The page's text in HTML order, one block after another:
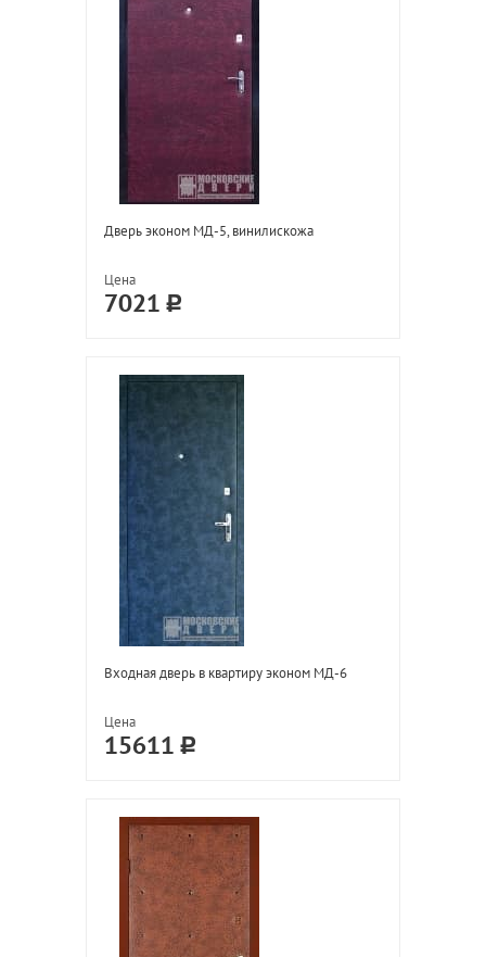
Дверь эконом МД-5, винилискожа
Цена
7021
Входная дверь в квартиру эконом МД-6
Цена
15611